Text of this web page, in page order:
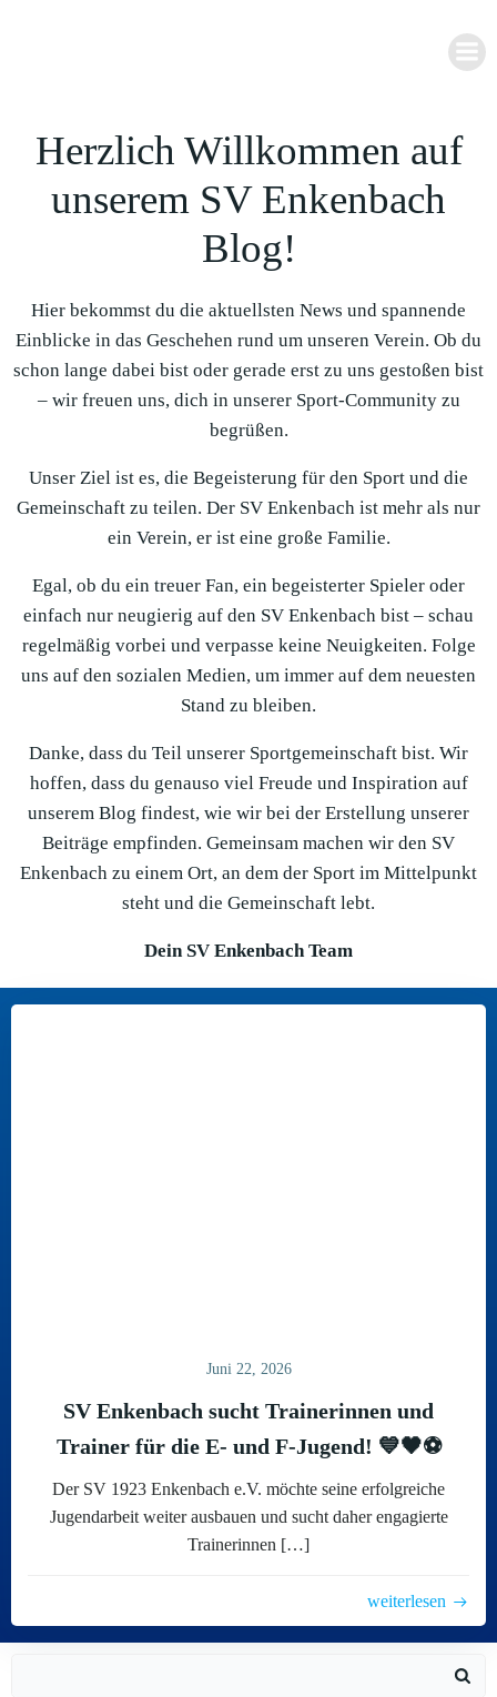
Herzlich Willkommen auf
unserem SV Enkenbach
Blog!
Hier bekommst du die aktuellsten News und spannende
Einblicke in das Geschehen rund um unseren Verein. Ob du
schon lange dabei bist oder gerade erst zu uns gestoßen bist
– wir freuen uns, dich in unserer Sport-Community zu
begrüßen.
Unser Ziel ist es, die Begeisterung für den Sport und die
Gemeinschaft zu teilen. Der SV Enkenbach ist mehr als nur
ein Verein, er ist eine große Familie.
Egal, ob du ein treuer Fan, ein begeisterter Spieler oder
einfach nur neugierig auf den SV Enkenbach bist – schau
regelmäßig vorbei und verpasse keine Neuigkeiten. Folge
uns auf den sozialen Medien, um immer auf dem neuesten
Stand zu bleiben.
Danke, dass du Teil unserer Sportgemeinschaft bist. Wir
hoffen, dass du genauso viel Freude und Inspiration auf
unserem Blog findest, wie wir bei der Erstellung unserer
Beiträge empfinden. Gemeinsam machen wir den SV
Enkenbach zu einem Ort, an dem der Sport im Mittelpunkt
steht und die Gemeinschaft lebt.
Dein SV Enkenbach Team
Juni 22, 2026
SV Enkenbach sucht Trainerinnen und
Trainer für die E- und F-Jugend! 💙🖤⚽
Der SV 1923 Enkenbach e.V. möchte seine erfolgreiche
Jugendarbeit weiter ausbauen und sucht daher engagierte
Trainerinnen […]
weiterlesen